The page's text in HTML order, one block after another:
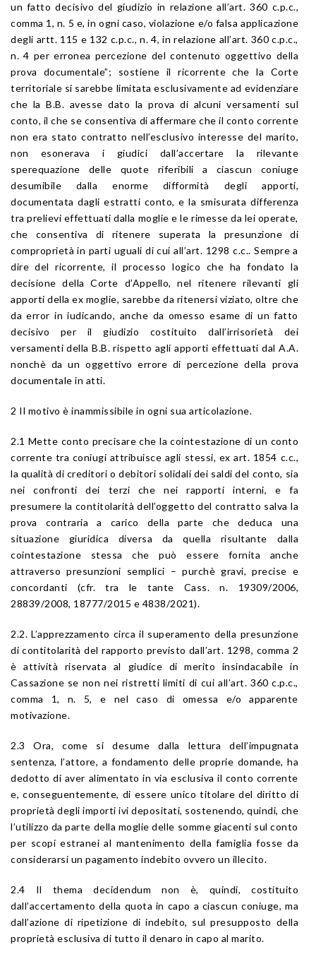
un fatto decisivo del giudizio in relazione all’art. 360 c.p.c.,
comma 1, n. 5 e, in ogni caso, violazione e/o falsa applicazione
degli artt. 115 e 132 c.p.c., n. 4, in relazione all’art. 360 c.p.c.,
n. 4 per erronea percezione del contenuto oggettivo della
prova documentale”; sostiene il ricorrente che la Corte
territoriale si sarebbe limitata esclusivamente ad evidenziare
che la B.B. avesse dato la prova di alcuni versamenti sul
conto, il che se consentiva di affermare che il conto corrente
non era stato contratto nell’esclusivo interesse del marito,
non esonerava i giudici dall’accertare la rilevante
sperequazione delle quote riferibili a ciascun coniuge
desumibile dalla enorme difformità degli apporti,
documentata dagli estratti conto, e la smisurata differenza
tra prelievi effettuati dalla moglie e le rimesse da lei operate,
che consentiva di ritenere superata la presunzione di
comproprietà in parti uguali di cui all’art. 1298 c.c.. Sempre a
dire del ricorrente, il processo logico che ha fondato la
decisione della Corte d’Appello, nel ritenere rilevanti gli
apporti della ex moglie, sarebbe da ritenersi viziato, oltre che
da error in iudicando, anche da omesso esame di un fatto
decisivo per il giudizio costituito dall’irrisorietà dei
versamenti della B.B. rispetto agli apporti effettuati dal A.A.
nonchè da un oggettivo errore di percezione della prova
documentale in atti.
2 Il motivo è inammissibile in ogni sua articolazione.
2.1 Mette conto precisare che la cointestazione di un conto
corrente tra coniugi attribuisce agli stessi, ex art. 1854 c.c.,
la qualità di creditori o debitori solidali dei saldi del conto, sia
nei confronti dei terzi che nei rapporti interni, e fa
presumere la contitolarità dell’oggetto del contratto salva la
prova contraria a carico della parte che deduca una
situazione giuridica diversa da quella risultante dalla
cointestazione stessa che può essere fornita anche
attraverso presunzioni semplici – purchè gravi, precise e
concordanti (cfr. tra le tante Cass. n. 19309/2006,
28839/2008, 18777/2015 e 4838/2021).
2.2. L’apprezzamento circa il superamento della presunzione
di contitolarità del rapporto previsto dall’art. 1298, comma 2
è attività riservata al giudice di merito insindacabile in
Cassazione se non nei ristretti limiti di cui all’art. 360 c.p.c.,
comma 1, n. 5, e nel caso di omessa e/o apparente
motivazione.
2.3 Ora, come si desume dalla lettura dell’impugnata
sentenza, l’attore, a fondamento delle proprie domande, ha
dedotto di aver alimentato in via esclusiva il conto corrente
e, conseguentemente, di essere unico titolare del diritto di
proprietà degli importi ivi depositati, sostenendo, quindi, che
l’utilizzo da parte della moglie delle somme giacenti sul conto
per scopi estranei al mantenimento della famiglia fosse da
considerarsi un pagamento indebito ovvero un illecito.
2.4 Il thema decidendum non è, quindi, costituito
dall’accertamento della quota in capo a ciascun coniuge, ma
dall’azione di ripetizione di indebito, sul presupposto della
proprietà esclusiva di tutto il denaro in capo al marito.